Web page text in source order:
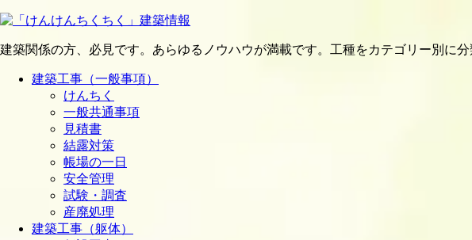
建築関係の方、必見です。あらゆるノウハウが満載です。工種をカテゴリー別に
建築工事（一般事項）
けんちく
一般共通事項
見積書
結露対策
帳場の一日
安全管理
試験・調査
産廃処理
建築工事（躯体）